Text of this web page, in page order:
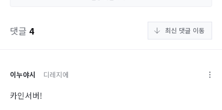
댓글 4 최신 댓글 이동
이누야시 디레지에
카인서버!